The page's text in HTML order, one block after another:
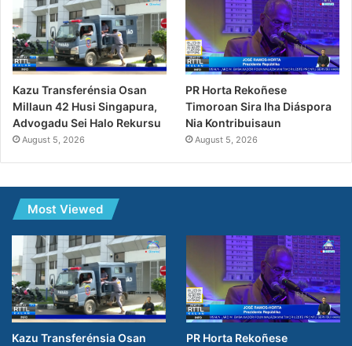
Kazu Transferénsia Osan
Millaun 42 Husi Singapura,
Advogadu Sei Halo Rekursu
August 5, 2026
PR Horta Rekoñese
Timoroan Sira Iha Diáspora
Nia Kontribuisaun
August 5, 2026
Most Viewed
Kazu Transferénsia Osan
PR Horta Rekoñese